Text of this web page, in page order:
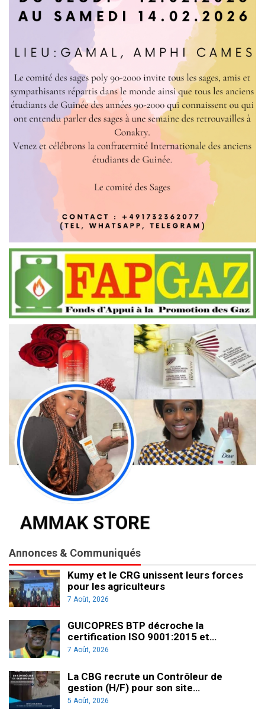
Annonces & Communiqués
Kumy et le CRG unissent leurs forces
pour les agriculteurs
7 Août, 2026
GUICOPRES BTP décroche la
certification ISO 9001:2015 et…
7 Août, 2026
La CBG recrute un Contrôleur de
gestion (H/F) pour son site…
5 Août, 2026